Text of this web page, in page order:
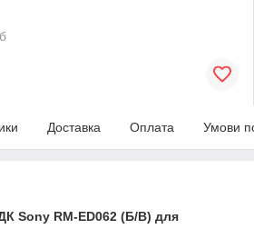
Доставка Оплата Умови
Sony RM-ED062 (Б/В) для